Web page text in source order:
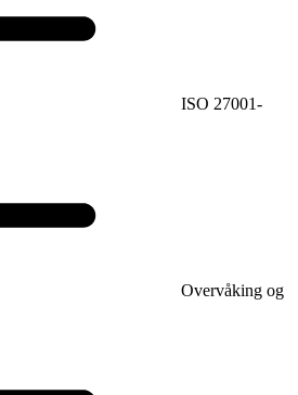
ISO 27001-
Overvåking og